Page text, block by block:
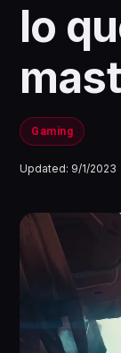
lo
Gaming
Updated: 9/1/2023